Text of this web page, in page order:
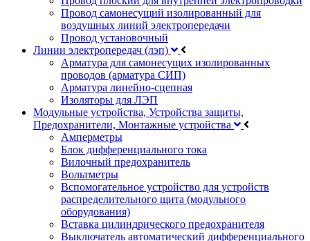
Провод самонесущий изолированный для
воздушных линий электропередачи
Провод установочный
Линии электропередач (лэп)
Арматура для самонесущих изолированных
проводов (арматура СИП)
Арматура линейно-сцепная
Изоляторы для ЛЭП
Модульные устройства, Устройства защиты,
Предохранители, Монтажные устройства
Амперметры
Блок дифференциального тока
Вилочный предохранитель
Вольтметры
Вспомогательное устройство для устройств
распределительного щита (модульного
оборудования)
Вставка цилиндрического предохранителя
Выключатель автоматический дифференциального